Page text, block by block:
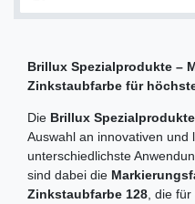
Brillux Spezialprodukte –
Zinkstaubfarbe für
Die Brillux Spezialprodukte
Auswahl an innovativen
unterschiedlichste
sind dabei die
Zinkstaubfarbe 128 , die